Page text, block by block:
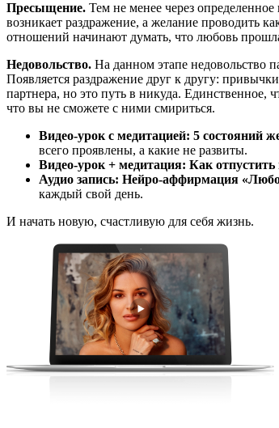
Пресыщение. Тем не менее через
возникает раздражение, а желание проводить
отношений начинают думать, что любовь
Недовольство. На данном этапе недовольство
Появляется раздражение друг к другу:
партнера, но это путь в никуда.
что вы не сможете с ними смириться.
Видео-урок с медитацией: 5 состояний
всего проявлены, а какие не развиты.
Видео-урок + медитация: Как
Аудио запись: Нейро-аффирмация
каждый свой день.
И начать новую, счастливую для себя жизнь.